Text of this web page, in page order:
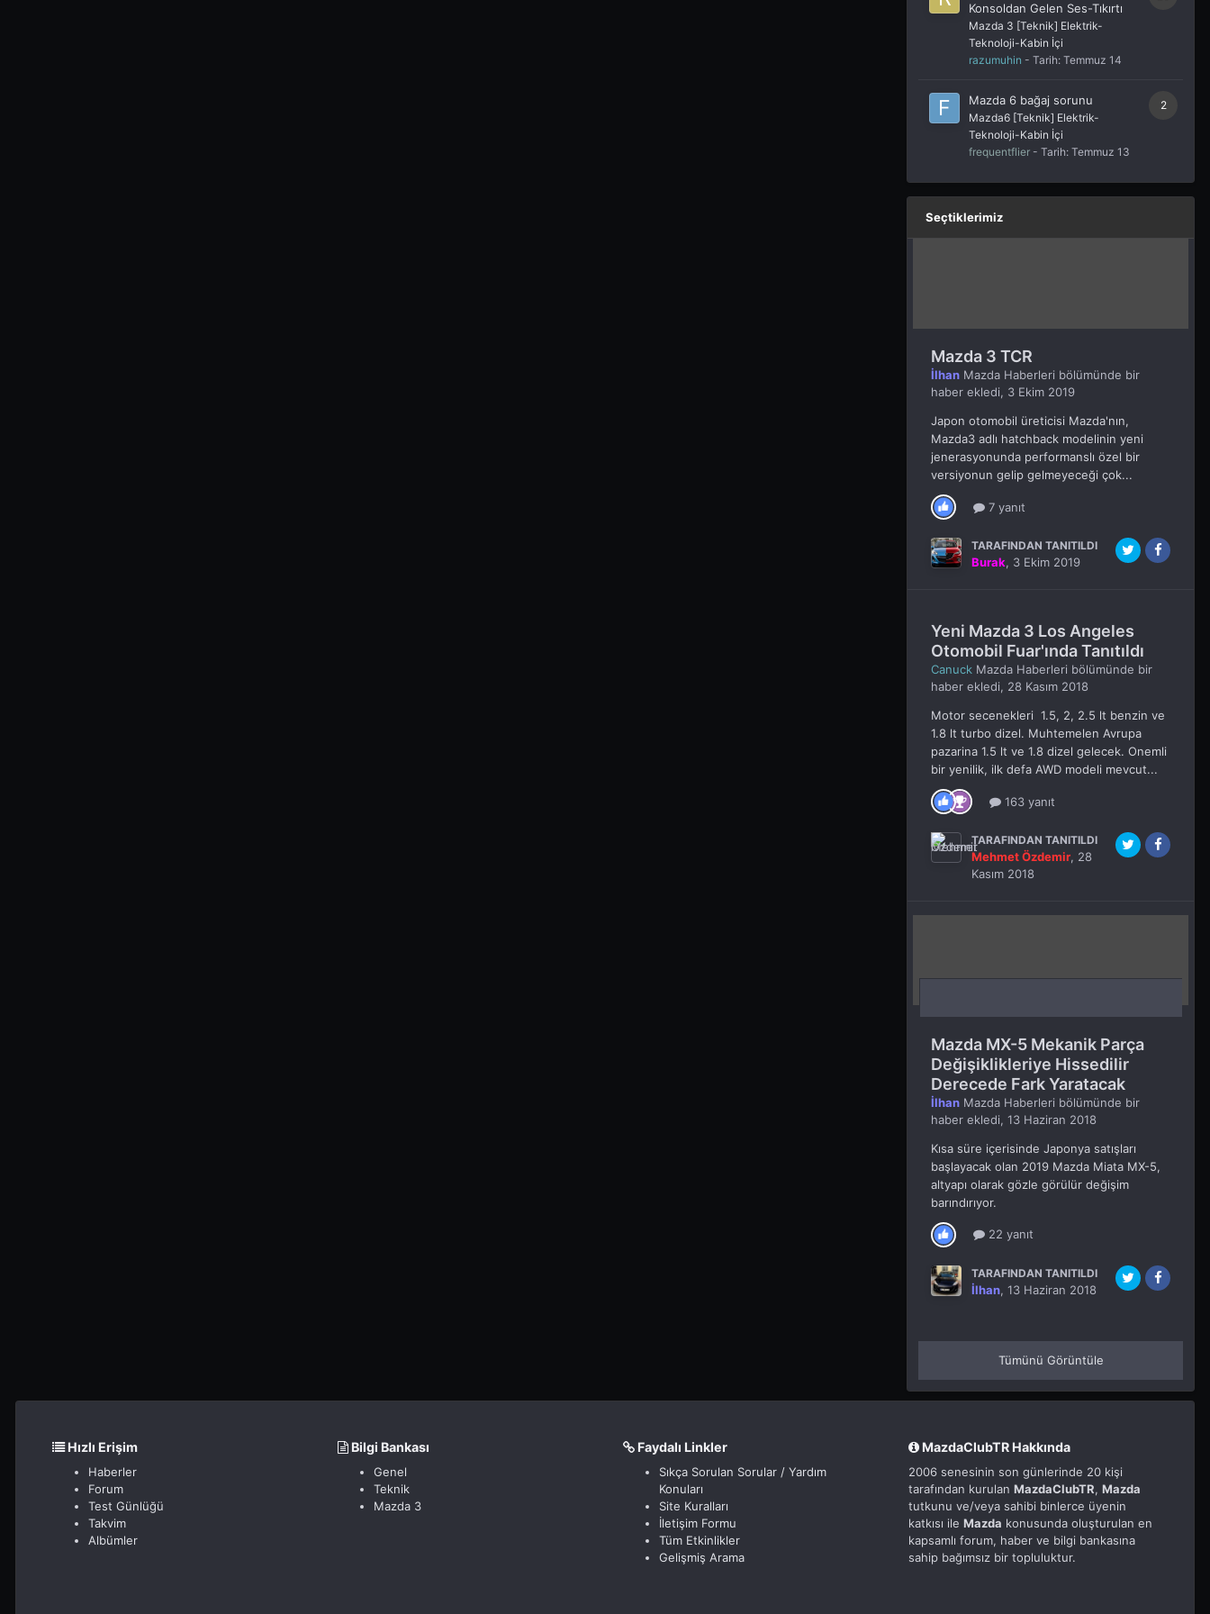
Konsoldan Gelen Ses-Tıkırtı
Mazda 3 [Teknik] Elektrik-
Teknoloji-Kabin İçi
razumuhin - Tarih: Temmuz 14
2
Mazda 6 bağaj sorunu
Mazda6 [Teknik] Elektrik-
Teknoloji-Kabin İçi
frequentflier - Tarih: Temmuz 13
Seçtiklerimiz
Mazda 3 TCR
İlhan Mazda Haberleri bölümünde bir
haber ekledi, 3 Ekim 2019
Japon otomobil üreticisi Mazda'nın,
Mazda3 adlı hatchback modelinin yeni
jenerasyonunda performanslı özel bir
versiyonun gelip gelmeyeceği çok...
7 yanıt
TARAFINDAN TANITILDI
Burak, 3 Ekim 2019
Yeni Mazda 3 Los Angeles
Otomobil Fuar'ında Tanıtıldı
Canuck Mazda Haberleri bölümünde bir
haber ekledi, 28 Kasım 2018
Motor secenekleri 1.5, 2, 2.5 lt benzin ve
1.8 lt turbo dizel. Muhtemelen Avrupa
pazarina 1.5 lt ve 1.8 dizel gelecek. Onemli
bir yenilik, ilk defa AWD modeli mevcut...
163 yanıt
TARAFINDAN TANITILDI
Mehmet Özdemir, 28
Kasım 2018
Mazda MX-5 Mekanik Parça
Değişiklikleriye Hissedilir
Derecede Fark Yaratacak
İlhan Mazda Haberleri bölümünde bir
haber ekledi, 13 Haziran 2018
Kısa süre içerisinde Japonya satışları
başlayacak olan 2019 Mazda Miata MX-5,
altyapı olarak gözle görülür değişim
barındırıyor.
22 yanıt
TARAFINDAN TANITILDI
İlhan, 13 Haziran 2018
Tümünü Görüntüle
Hızlı Erişim
Haberler
Forum
Test Günlüğü
Takvim
Albümler
Bilgi Bankası
Genel
Teknik
Mazda 3
Faydalı Linkler
Sıkça Sorulan Sorular / Yardım
Konuları
Site Kuralları
İletişim Formu
Tüm Etkinlikler
Gelişmiş Arama
MazdaClubTR Hakkında
2006 senesinin son günlerinde 20 kişi
tarafından kurulan MazdaClubTR, Mazda
tutkunu ve/veya sahibi binlerce üyenin
katkısı ile Mazda konusunda oluşturulan en
kapsamlı forum, haber ve bilgi bankasına
sahip bağımsız bir topluluktur.